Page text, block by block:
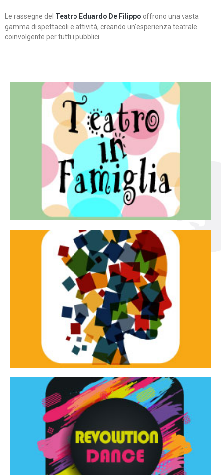
Le rassegne del Teatro Eduardo De Filippo offrono una vasta
gamma di spettacoli e attività, creando un’esperienza teatrale
coinvolgente per tutti i pubblici.
Teatro in famiglia
Teatro In Famiglia è una rassegna di teatro concepita
per far condividere e godere del teatro all’intera
famiglia.
Continua
Tracce dinamiche
Tracce Dinamiche è una rassegna di teatro
d’innovazione e sperimentale.
Continua
Revolution Dance
Rassegna di danza contemporanea – I Edizione